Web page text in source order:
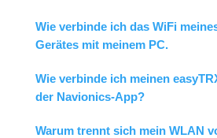
Wie verbinde ich das WiFi
Gerätes mit meinem PC.
Wie verbinde ich meinen
der Navionics-App?
Warum trennt sich mein WLAN